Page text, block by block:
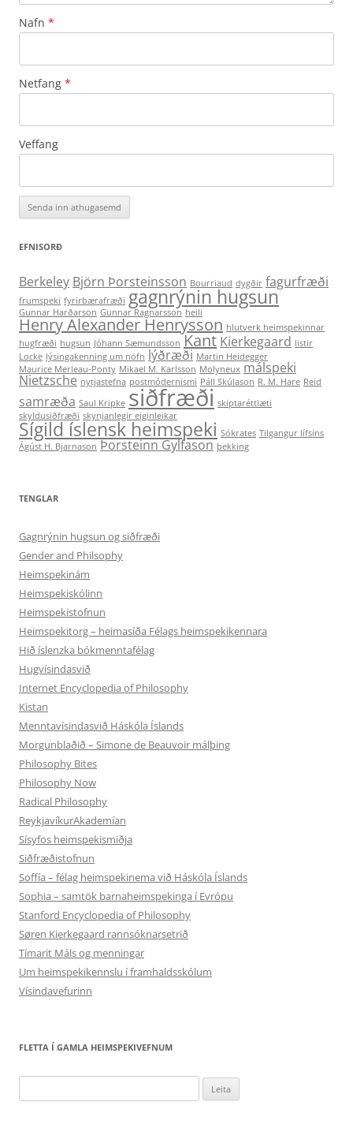
Nafn *
Netfang *
Veffang
EFNISORÐ
Berkeley Björn Þorsteinsson Bourriaud dygðir fagurfræði
frumspeki fyrirbærafræði gagnrýnin hugsun
Gunnar Harðarson Gunnar Ragnarsson heili
Henry Alexander Henrysson hlutverk heimspekinnar
hugfræði hugsun Jóhann Sæmundsson Kant Kierkegaard listir
Locke lýsingakenning um nöfn lýðræði Martin Heidegger
Maurice Merleau-Ponty Mikael M. Karlsson Molyneux málspeki
Nietzsche nytjastefna postmódernismi Páll Skúlason R. M. Hare Reid
samræða Saul Kripke siðfræði skiptaréttlæti
skyldusiðfræði skynjanlegir eiginleikar
Sígild íslensk heimspeki Sókrates Tilgangur lífsins
Ágúst H. Bjarnason Þorsteinn Gylfason þekking
TENGLAR
Gagnrýnin hugsun og siðfræði
Gender and Philsophy
Heimspekinám
Heimspekiskólinn
Heimspekistofnun
Heimspekitorg – heimasíða Félags heimspekikennara
Hið íslenzka bókmenntafélag
Hugvísindasvið
Internet Encyclopedia of Philosophy
Kistan
Menntavísindasvið Háskóla Íslands
Morgunblaðið – Simone de Beauvoir málþing
Philosophy Bites
Philosophy Now
Radical Philosophy
ReykjavíkurAkademían
Sísyfos heimspekismiðja
Siðfræðistofnun
Soffía – félag heimspekinema við Háskóla Íslands
Sophia – samtök barnaheimspekinga í Evrópu
Stanford Encyclopedia of Philosophy
Søren Kierkegaard rannsóknarsetrið
Tímarit Máls og menningar
Um heimspekikennslu í framhaldsskólum
Vísindavefurinn
FLETTA Í GAMLA HEIMSPEKIVEFNUM
að: